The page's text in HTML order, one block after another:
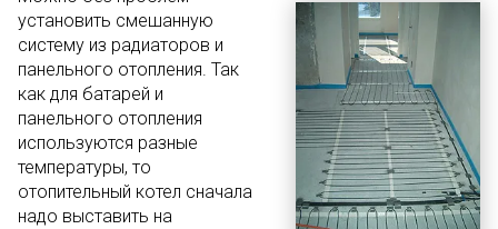
установить смешанную
систему из радиаторов и
панельного отопления. Так
как для батарей и
панельного отопления
используются разные
температуры, то
отопительный котел сначала
надо выставить на